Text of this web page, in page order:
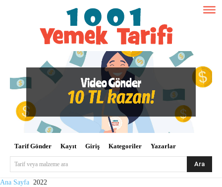
Tarif Gönder Kayıt Giriş Kategoriler Yazarlar
Tarif veya malzeme ara Ara
Ana Sayfa 2022